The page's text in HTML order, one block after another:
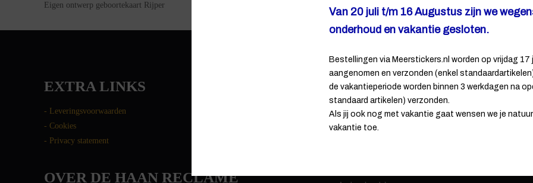
Eigen ontwerp geboortekaart Rijper
EXTRA LINKS
- Leveringsvoorwaarden
- Cookies
- Privacy statement
OVER DE HAAN RECLAME
CONTACT INFORMATIE
De Haan reclame
Van 20 juli t/m 16 Augustus zijn we
onderhoud en vakantie gesloten.
Bestellingen via Meerstickers.nl worden op vrijdag 17
aangenomen en verzonden (enkel
de vakantieperiode worden binnen 3 werkdagen na
standaard artikelen) verzonden.
Als jij ook nog met vakantie gaat wensen we je
vakantie toe.